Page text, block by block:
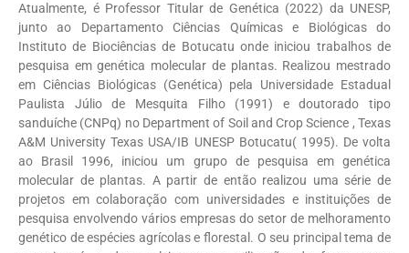
Atualmente, é Professor Titular de Genética (2022) da UNESP,
junto ao Departamento Ciências Químicas e Biológicas do
Instituto de Biociências de Botucatu onde iniciou trabalhos de
pesquisa em genética molecular de plantas. Realizou mestrado
em Ciências Biológicas (Genética) pela Universidade Estadual
Paulista Júlio de Mesquita Filho (1991) e doutorado tipo
sanduíche (CNPq) no Department of Soil and Crop Science , Texas
A&M University Texas USA/IB UNESP Botucatu( 1995). De volta
ao Brasil 1996, iniciou um grupo de pesquisa em genética
molecular de plantas. A partir de então realizou uma série de
projetos em colaboração com universidades e instituições de
pesquisa envolvendo vários empresas do setor de melhoramento
genético de espécies agrícolas e florestal. O seu principal tema de